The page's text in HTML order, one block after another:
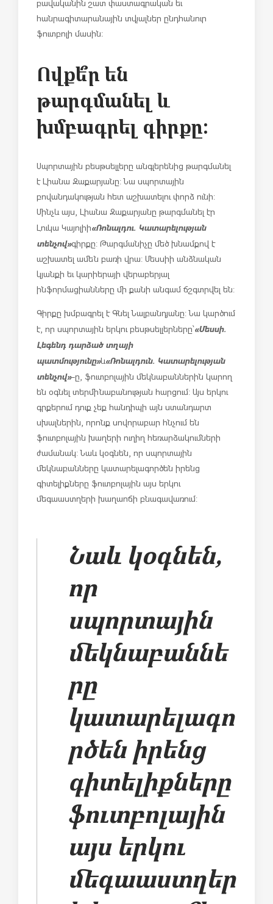
բավականին շատ փաստագրական եւ
հանրագիտարանային տվյալներ ընդհանուր
ֆուտբոլի մասին։
Ովքե՞ր են
թարգմանել և
խմբագրել գիրքը:
Սպորտային բեսթսելլերը անգլերենից թարգմանել
է Լիանա Զաքարյանը: Նա սպորտային
բովանդակության հետ աշխատելու փորձ ունի:
Մինչև այս, Լիանա Զաքարյանը թարգմանել էր
Լուկա Կայոլիի«Ռոնալդու. Կատարելության
տենչով»գիրքը: Թարգմանիչը մեծ խնամքով է
աշխատել ամեն բառի վրա: Մեսսիի անձնական
կյանքի եւ կարիերայի վերաբերյալ
ինֆորմացիանները մի քանի անգամ ճշգտրվել են:
Գիրքը խմբագրել է Գնել Նալբանդյանը: Նա կարծում
է, որ սպորտային երկու բեսթսելլերները՝«Մեսսի.
Լեգենդ դարձած տղայի
պատմությունը»և«Ռոնալդուն. Կատարելության
տենչով»-ը, ֆուտբոլային մեկնաբաններին կարող
են օգնել տերմինաբանության հարցում: Այս երկու
գրքերում դուք չեք հանդիպի այն ստանդարտ
սխալներին, որոնք սովորաբար հնչում են
ֆուտբոլային խաղերի ուղիղ հեռարձակումների
ժամանակ: Նաև կօգնեն, որ սպորտային
մեկնաբանները կատարելագործեն իրենց
գիտելիքները ֆուտբոլային այս երկու
մեգաաստղերի խաղաոճի բնագավառում:
Նաև կօգնեն,
որ
սպորտային
մեկնաբաննե
րը
կատարելագո
րծեն իրենց
գիտելիքները
ֆուտբոլային
այս երկու
մեգաաստղեր